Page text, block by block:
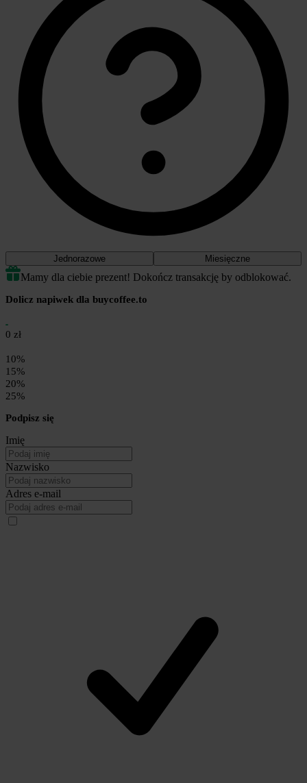
Jednorazowe Miesięczne
Mamy dla ciebie prezent! Dokończ transakcję by odblokować.
Dolicz napiwek dla buycoffee.to
0 zł
10%
15%
20%
25%
Podpisz się
Imię
Nazwisko
Adres e-mail